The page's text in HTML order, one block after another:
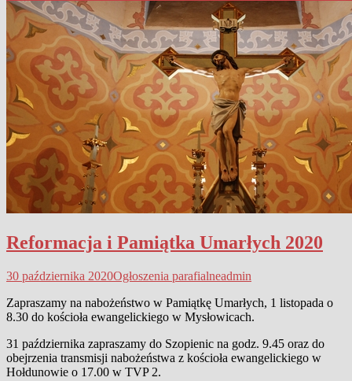
Reformacja i Pamiątka Umarłych 2020
30 października 2020Ogłoszenia parafialneadmin
Zapraszamy na nabożeństwo w Pamiątkę Umarłych, 1 listopada o
8.30 do kościoła ewangelickiego w Mysłowicach.
31 października zapraszamy do Szopienic na godz. 9.45 oraz do
obejrzenia transmisji nabożeństwa z kościoła ewangelickiego w
Hołdunowie o 17.00 w TVP 2.